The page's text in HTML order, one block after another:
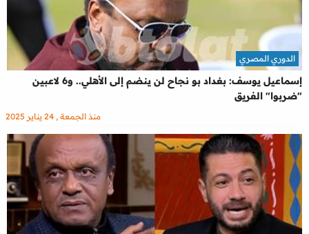
إسماعيل يوسف: بغداد بو نجاح لن ينضم إلى الأهلي.. و6 لاعبين
"ضربوا" الفريق
الدوري المصري
منذ الجمعة , 24 يناير 2025